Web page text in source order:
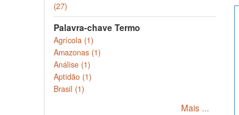
(27)
Palavra-chave Termo
Agrícola (1)
Amazonas (1)
Análise (1)
Aptidão (1)
Brasil (1)
Mais ...